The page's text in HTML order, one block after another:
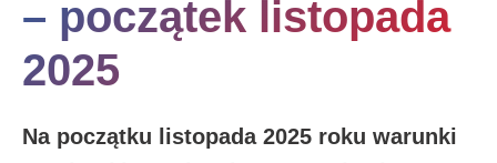
– początek listopada
2025
Na początku listopada 2025 roku warunki